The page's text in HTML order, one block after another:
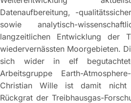
Datenaufbereitung, -
sowie analytisch-
langzeitlichen Entwicklung der
wiedervernässten Moorgebieten.
sich wider in elf
Arbeitsgruppe Earth-
Christian Wille ist damit nicht
Rückgrat der Treibhausgas-